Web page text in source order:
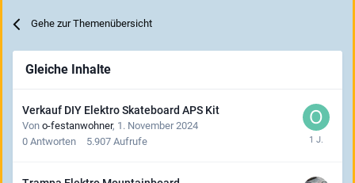
Gehe zur Themenübersicht
Gleiche Inhalte
Verkauf DIY Elektro Skateboard APS Kit
Von o-festanwohner, 1. November 2024
0 Antworten 5.907 Aufrufe